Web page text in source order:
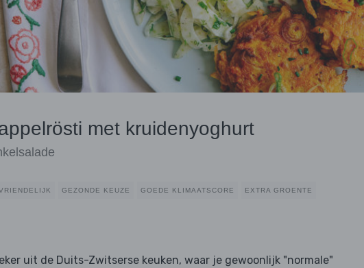
met kruidenyoghurt
GEZONDE KEUZE GOEDE KLIMAATSCORE EXTRA GROENTE
uit de Duits-Zwitserse keuken, waar je gewoonlijk "normale"